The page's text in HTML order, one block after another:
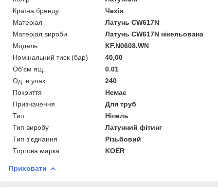
Країна бренду
Чехія
Матеріал
Латунь CW617N
Матеріал вироби
Латунь CW617N нікельована
Мoдель
KF.N0608.WN
Номінальний тиск (бар)
40,00
Об'єм ящ.
0.01
Од. в упак.
240
Покриття
Немає
Призначення
Для труб
Тип
Ніпель
Тип виробу
Латунний фітинг
Тип з'єднання
Різьбовий
Торгова марка
KOER
Приховати